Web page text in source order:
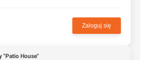
Zaloguj się
"Patio House"